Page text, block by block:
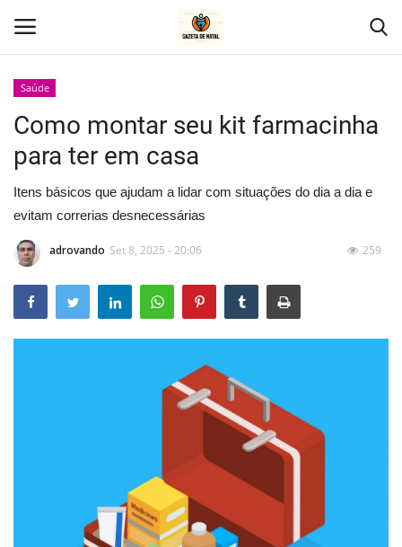
Home
Geral
Politica
Saúde
Entretenimento
Expediente - Equipe de Jornalismo
Saúde
Como montar seu kit farmacinha
para ter em casa
Itens básicos que ajudam a lidar com situações do dia a dia e
evitam correrias desnecessárias
adrovando Set 8, 2025 - 20:06 259